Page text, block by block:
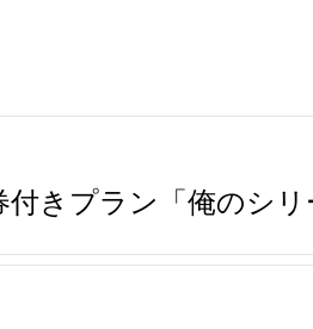
きプラン「俺のシリ